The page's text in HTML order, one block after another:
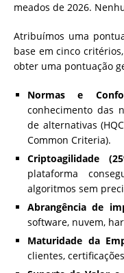
meados de 2026.
Atribuímos uma
base em cinco
obter uma pontuação
Normas e
conhecimento das
de alternativas
Common Criteria).
Criptoagilidade
plataforma
algoritmos sem
Abrangência de
software, nuvem,
Maturidade da
clientes,